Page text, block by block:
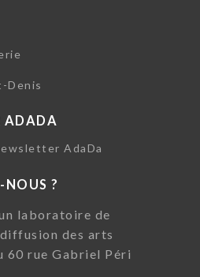
Denis
ADADA
AdaDa
NOUS ?
laboratoire de
des arts
60 rue Gabriel Péri